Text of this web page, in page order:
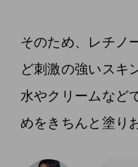
そのため、レチノ
ど刺激の強いスキ
水やクリームなど
めをきちんと塗り